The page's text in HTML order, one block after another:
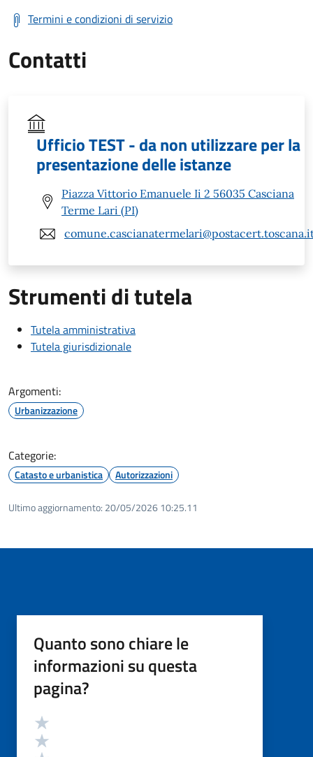
Termini e condizioni di servizio
Contatti
Ufficio TEST - da non utilizzare per la
presentazione delle istanze
Piazza Vittorio Emanuele Ii 2 56035 Casciana
Terme Lari (PI)
Strumenti di tutela
Tutela amministrativa
Tutela giurisdizionale
Argomenti:
Urbanizzazione
Categorie:
Catasto e urbanistica Autorizzazioni
Ultimo aggiornamento: 20/05/2026 10:25.11
Quanto sono chiare le
informazioni su questa
pagina?
Valutazione